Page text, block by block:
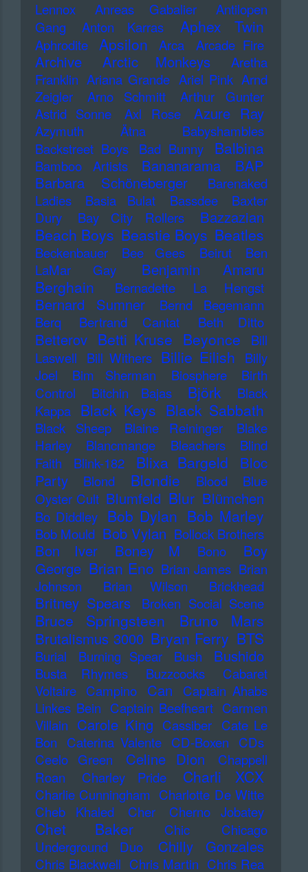
Lennox
Anreas Gabalier
Antilopen
Gang
Anton Karras Aphex Twin
Aphrodite Apsilon Arca Arcade Fire
Archive Arctic Monkeys
Aretha
Franklin Ariana Grande Ariel Pink Arnd
Zeigler
Arno Schmitt
Arthur Gunter
Astrid Sonne
Axl Rose Azure Ray
Azymuth Ätna
Babyshambles
Backstreet Boys
Bad Bunny Balbina
Bamboo Artists Bananarama
BAP
Barbara Schöneberger
Barenaked
Ladies
Basia Bulat Bassdee
Baxter
Dury
Bay City Rollers Bazzazian
Beach Boys Beastie Boys Beatles
Beckenbauer Bee Gees Beirut
Ben
LaMar Gay
Benjamin Amaru
Berghain Bernadette La Hengst
Bernard Sumner
Bernd Begemann
Berq
Bertrand Cantat Beth Ditto
Betterov Betti Kruse Beyonce
Bill
Laswell
Bill Withers Billie Eilish
Billy
Joel
Bim Sherman Biosphere
Birth
Control
Bitchin Bajas Björk
Black
Kappa Black Keys Black Sabbath
Black Sheep Blaine Reininger
Blake
Harley
Blancmange Bleachers
Blind
Faith
Blink-182 Blixa Bargeld
Bloc
Party
Blond Blondie Blood
Blue
Oyster Cult Blumfeld Blur Blümchen
Bo Diddley Bob Dylan Bob Marley
Bob Mould Bob Vylan Bollock Brothers
Bon Iver Boney M Bono
Boy
George Brian Eno Brian James Brian
Johnson
Brian Wilson Brickhead
Britney Spears Broken Social Scene
Bruce Springsteen Bruno Mars
Brutalismus 3000 Bryan Ferry BTS
Burial Burning Spear Bush Bushido
Busta Rhymes Buzzcocks
Cabaret
Voltaire Campino Can
Captain Ahabs
Linkes Bein Captain Beefheart Carmen
Villain Carole King Cassiber Cate Le
Bon
Caterina Valente CD-Boxen
CDs
Ceelo Green
Celine Dion
Chappell
Roan
Charley Pride Charli XCX
Charlie Cunningham Charlotte De Witte
Cheb Khaled
Cher Cherno Jobatey
Chet Baker Chic
Chicago
Underground Duo
Chilly Gonzales
Chris Blackwell Chris Martin Chris Rea